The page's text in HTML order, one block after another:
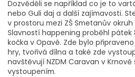
Dozvěděli se například co je to
nebo Guli daj a další zajímavosti.
v prostoru mezi ZŠ Smetanův okruh
Slavností happening proběhl pátek
kočka v Opavě. Zde bylo
hry, tvořivá dílna a také zde
navštěvují NZDM Caravan v
vystoupením.